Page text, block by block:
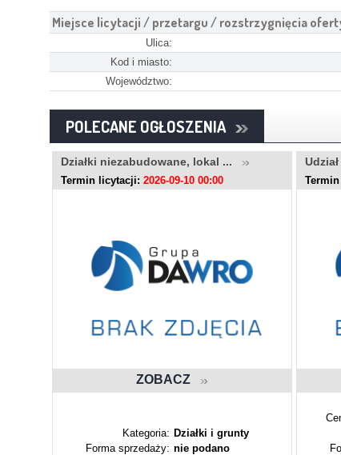
Miejsce licytacji / przetargu / rozstrzygnięcia
Ulica:
Kod i miasto:
Województwo:
POLECANE OGŁOSZENIA
Działki niezabudowane, lokal ...
Termin licytacji: 2026-09-10 00:00
ZOBACZ
Kategoria: Działki i grunty
Forma sprzedaży: nie podano